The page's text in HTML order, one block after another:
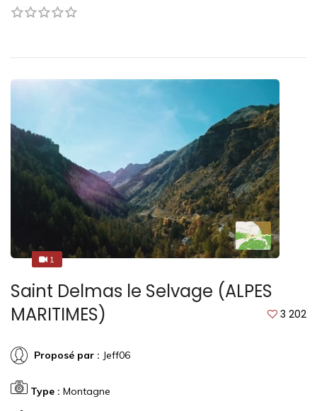
1
1
Saint Delmas le Selvage (ALPES
MARITIMES)
3 202
Proposé par : Jeff06
Type : Montagne